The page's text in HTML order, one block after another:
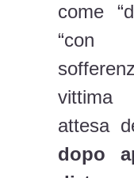
come
“con
vittima
attesa
dopo